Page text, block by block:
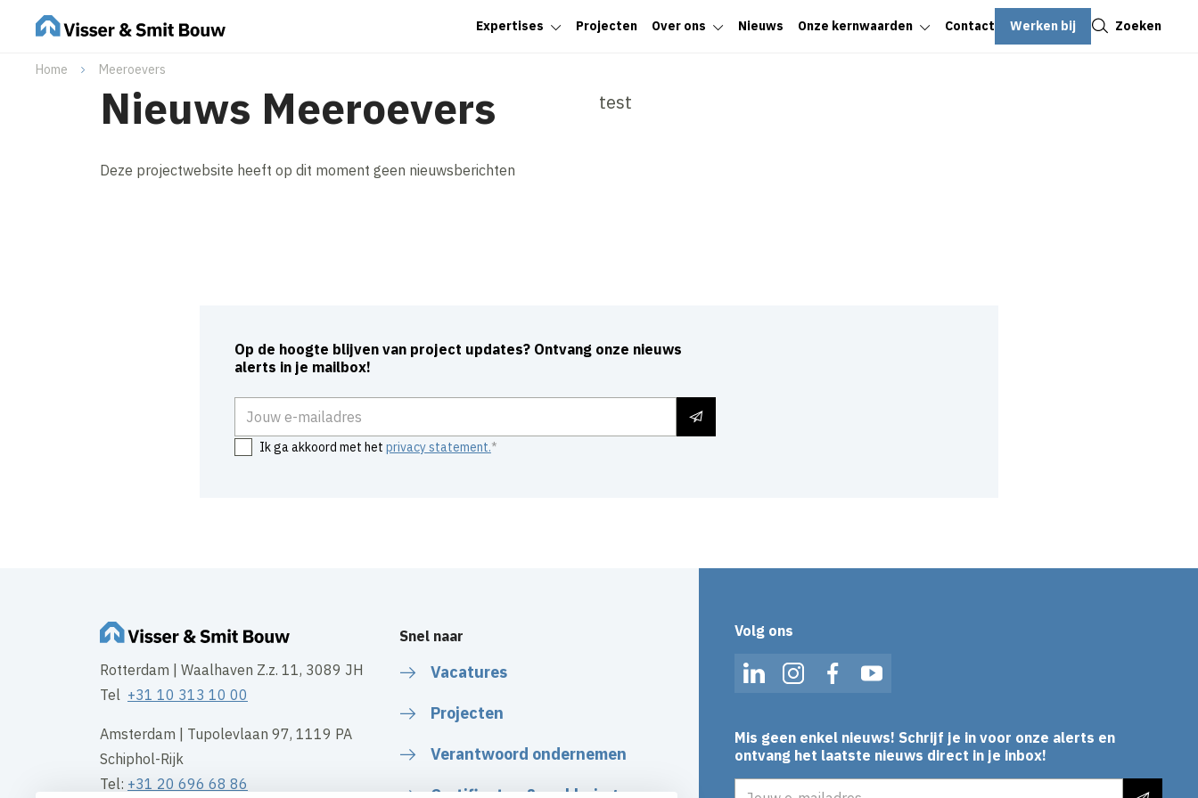
Expertises Projecten Over ons Nieuws Onze kernwaarden Contact Werken bij Zoeken
Home Meeroevers
Nieuws Meeroevers test
Deze projectwebsite heeft op dit moment geen nieuwsberichten
Op de hoogte blijven van project updates? Ontvang onze nieuws
alerts in je mailbox!
Ik ga akkoord met het privacy statement.
Rotterdam | Waalhaven Z.z. 11, 3089 JH
Tel +31 10 313 10 00
Amsterdam | Tupolevlaan 97, 1119 PA
Schiphol-Rijk
Tel: +31 20 696 68 86
Snel naar
Vacatures
Projecten
Verantwoord ondernemen
Volg ons
LinkedInInstagramFacebookYouTube
Mis geen enkel nieuws! Schrijf je in voor onze alerts en
ontvang het laatste nieuws direct in je inbox!
Sluiten